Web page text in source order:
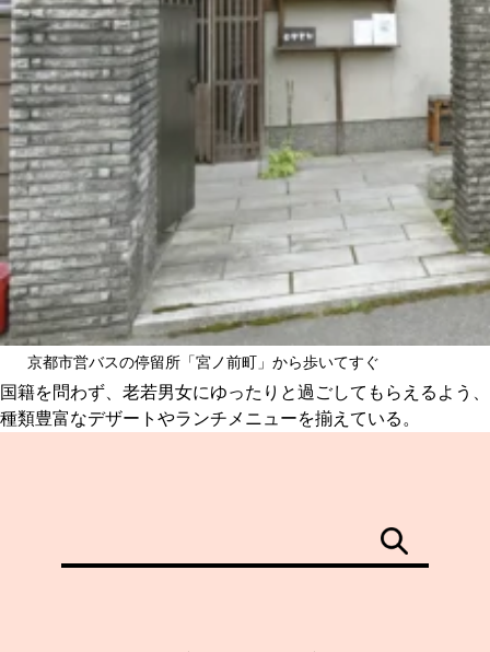
京都市営バスの停留所「宮ノ前町」から歩いてすぐ
国籍を問わず、老若男女にゆったりと過ごしてもらえるよう、
種類豊富なデザートやランチメニューを揃えている。